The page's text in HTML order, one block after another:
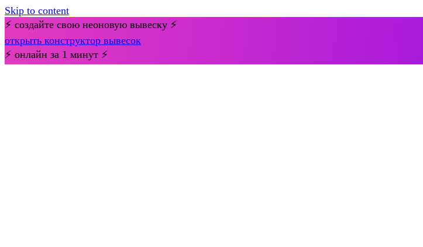
Skip to content
⚡ создайте свою неоновую вывеску ⚡
открыть конструктор вывесок
⚡ онлайн за 1 минут ⚡